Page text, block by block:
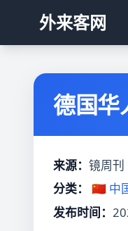
外来客网
德国华
来源： 镜周刊
分类：
🇨🇳 中
发布时间：